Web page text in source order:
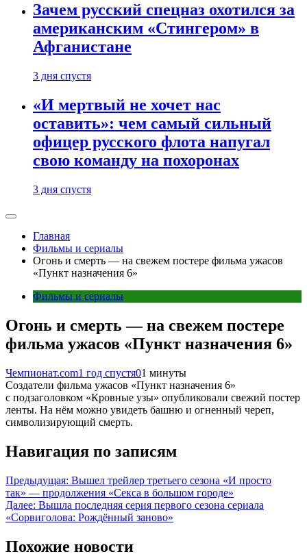
Зачем русский спецназ охотился за
американским «Стингером» в
Афганистане
3 дня спустя
«И мертвый не хочет нас
оставить»: чем самый сильный
офицер русского флота напугал
свою команду на похоронах
3 дня спустя
Главная
Фильмы и сериалы
Огонь и смерть — на свежем постере фильма ужасов
«Пункт назначения 6»
Фильмы и сериалы
Огонь и смерть — на свежем постере
фильма ужасов «Пункт назначения 6»
Чемпионат.com1 год спустя01 минуты
Создатели фильма ужасов «Пункт назначения 6»
с подзаголовком «Кровные узы» опубликовали свежий постер
ленты. На нём можно увидеть башню и огненный череп,
символизирующий смерть.
Навигация по записям
Предыдущая: Вышел трейлер третьего сезона «И просто
так» — продолжения «Секса в большом городе»
Далее: Вышла последняя серия первого сезона сериала
«Сорвиголова: Рождённый заново»
Похожие новости